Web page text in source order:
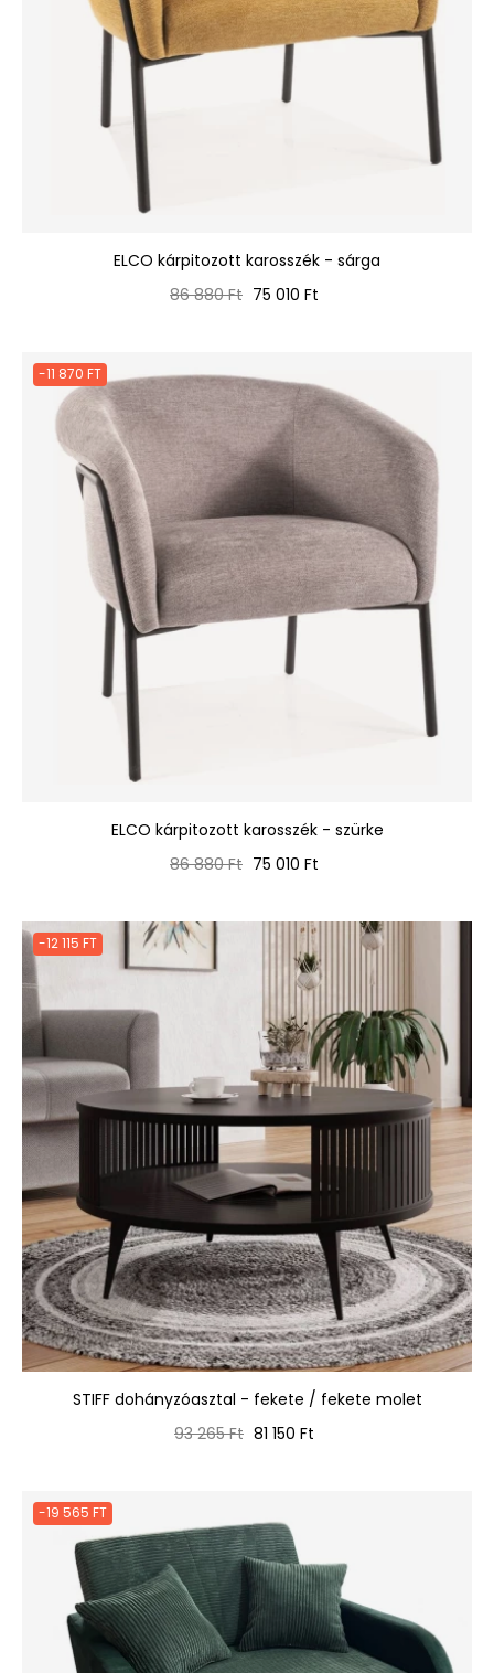
ELCO kárpitozott karosszék - sárga
Normál
86 880 Ft Ár
75 010 Ft
-11 870 FT
ELCO kárpitozott karosszék - szürke
Normál
86 880 Ft Ár
75 010 Ft
-12 115 FT
STIFF dohányzóasztal - fekete / fekete molet
Normál
93 265 Ft Ár
81 150 Ft
-19 565 FT